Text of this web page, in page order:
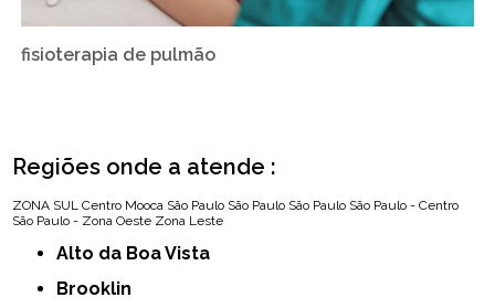
fisioterapia de pulmão
Regiões onde a atende :
ZONA SUL Centro Mooca São Paulo São Paulo São Paulo São Paulo - Centro
São Paulo - Zona Oeste Zona Leste
Alto da Boa Vista
Brooklin